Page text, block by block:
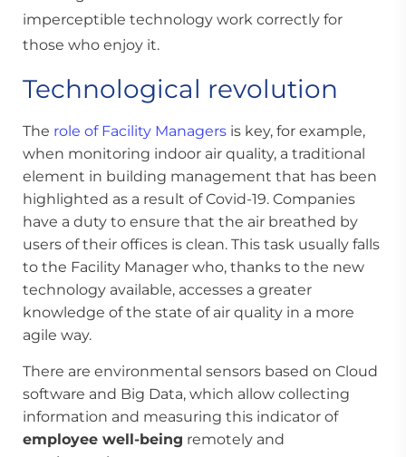
imperceptible technology work correctly for
those who enjoy it.
Technological revolution
The role of Facility Managers is key, for example,
when monitoring indoor air quality, a traditional
element in building management that has been
highlighted as a result of Covid-19. Companies
have a duty to ensure that the air breathed by
users of their offices is clean. This task usually falls
to the Facility Manager who, thanks to the new
technology available, accesses a greater
knowledge of the state of air quality in a more
agile way.
There are environmental sensors based on Cloud
software and Big Data, which allow collecting
information and measuring this indicator of
employee well-being remotely and